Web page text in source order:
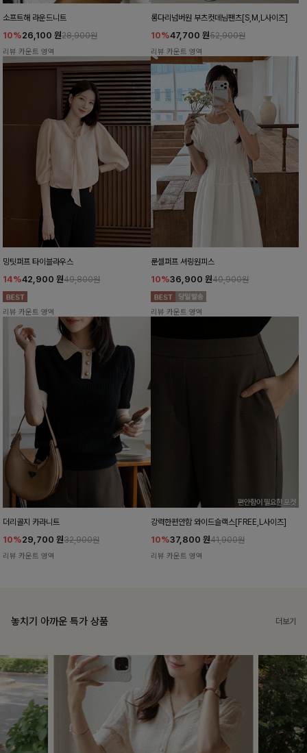
소프트해 라운드니트
10%26,100 원28,900원
리뷰 카운트 영역
롱다리넘버원 부츠컷데님팬츠[S,M,L사이즈]
10%47,700 원52,900원
리뷰 카운트 영역
밍팃퍼프 타이블라우스
14%42,900 원49,800원
리뷰 카운트 영역
룬셀퍼프 셔링원피스
10%36,900 원40,900원
리뷰 카운트 영역
더리골지 카라니트
10%29,700 원32,900원
리뷰 카운트 영역
강력한편안함 와이드슬랙스[FREE,L사이즈]
10%37,800 원41,900원
리뷰 카운트 영역
놓치기 아까운 특가 상품 더보기